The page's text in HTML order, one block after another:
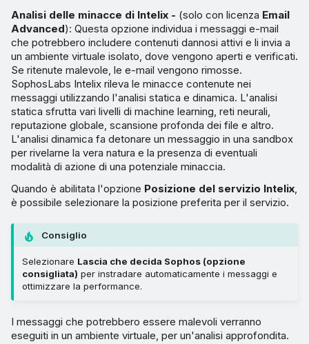
Analisi delle minacce di Intelix - (solo con licenza Email
Advanced): Questa opzione individua i messaggi e-mail
che potrebbero includere contenuti dannosi attivi e li invia a
un ambiente virtuale isolato, dove vengono aperti e verificati.
Se ritenute malevole, le e-mail vengono rimosse.
SophosLabs Intelix rileva le minacce contenute nei
messaggi utilizzando l'analisi statica e dinamica. L'analisi
statica sfrutta vari livelli di machine learning, reti neurali,
reputazione globale, scansione profonda dei file e altro.
L'analisi dinamica fa detonare un messaggio in una sandbox
per rivelarne la vera natura e la presenza di eventuali
modalità di azione di una potenziale minaccia.
Quando è abilitata l'opzione Posizione del servizio Intelix
è possibile selezionare la posizione preferita per il servizio.
Consiglio
Selezionare Lascia che decida Sophos (opzione
consigliata) per instradare automaticamente i messaggi e
ottimizzare la performance.
I messaggi che potrebbero essere malevoli verranno
eseguiti in un ambiente virtuale, per un'analisi approfondita.